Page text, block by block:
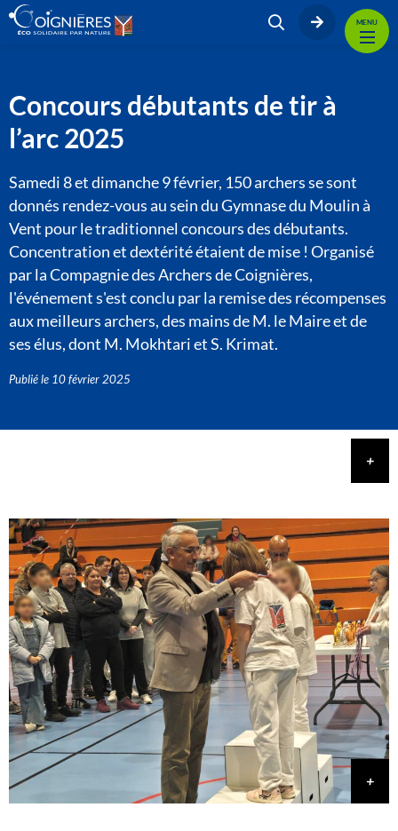
MENU
Concours débutants de tir à
l’arc 2025
Samedi 8 et dimanche 9 février, 150 archers se sont
donnés rendez-vous au sein du Gymnase du Moulin à
Vent pour le traditionnel concours des débutants.
Concentration et dextérité étaient de mise ! Organisé
par la Compagnie des Archers de Coignières,
l'événement s'est conclu par la remise des récompenses
aux meilleurs archers, des mains de M. le Maire et de
ses élus, dont M. Mokhtari et S. Krimat.
Publié le 10 février 2025